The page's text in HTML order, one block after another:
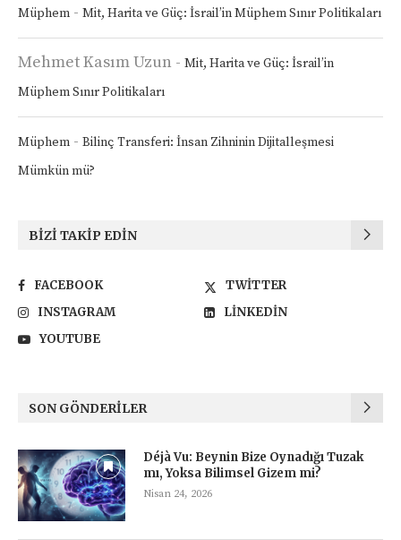
Müphem - Mit, Harita ve Güç: İsrail’in Müphem Sınır Politikaları
Mehmet Kasım Uzun - Mit, Harita ve Güç: İsrail’in
Müphem Sınır Politikaları
Müphem - Bilinç Transferi: İnsan Zihninin Dijitalleşmesi
Mümkün mü?
BIZI TAKIP EDIN
FACEBOOK
TWITTER
INSTAGRAM
LINKEDIN
YOUTUBE
SON GÖNDERILER
Déjà Vu: Beynin Bize Oynadığı Tuzak
mı, Yoksa Bilimsel Gizem mi?
Nisan 24, 2026